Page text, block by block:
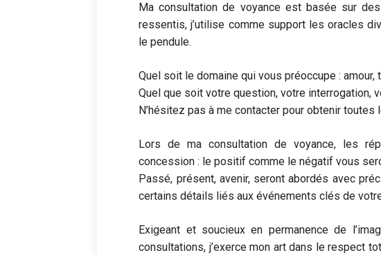
Ma consultation de voyance est basée sur
ressentis, j’utilise comme support les oracles
le pendule.
Quel soit le domaine qui vous préoccupe : amour,
Quel que soit votre question, votre interrogation,
N’hésitez pas à me contacter pour obtenir toutes
Lors de ma consultation de voyance, les
concession : le positif comme le négatif vous
Passé, présent, avenir, seront abordés avec
certains détails liés aux événements clés de
Exigeant et soucieux en permanence de
consultations, j’exerce mon art dans le respect